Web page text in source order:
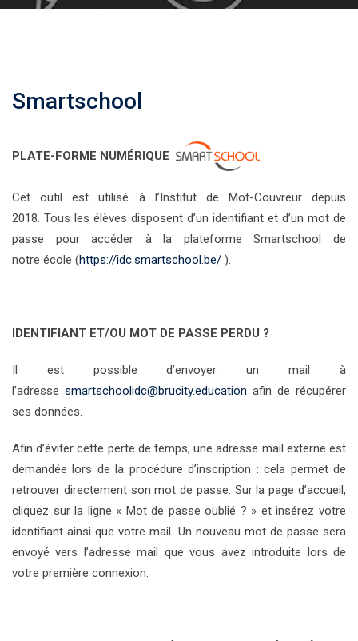
Smartschool
PLATE-FORME NUMÉRIQUE
Cet outil est utilisé à l’Institut de Mot-Couvreur depuis
2018. Tous les élèves disposent d’un identifiant et d’un mot de
passe pour accéder à la plateformeSmartschool de
notre école (https://idc.smartschool.be/ ).
IDENTIFIANT ET/OU MOT DE PASSE PERDU ?
Il est possible d’envoyer un mail à
l’adresse smartschoolidc@brucity.education afin de récupérer
ses données.
Afin d’éviter cette perte de temps, une adresse mail externe est
demandée lors de la procédure d’inscription : cela permet de
retrouver directement son mot de passe. Sur la page d’accueil,
cliquez sur la ligne « Mot de passe oublié ? » et insérez votre
identifiant ainsi que votre mail. Un nouveau mot de passe sera
envoyé vers l’adresse mail que vous avez introduite lors de
votre première connexion.